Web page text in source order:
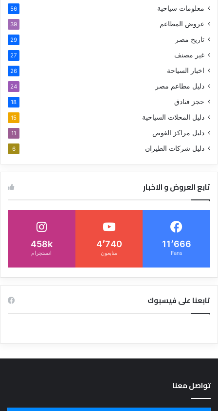
معلومات سياحية 56
عروض المطاعم 39
تاريخ مصر 29
غير مصنف 27
اخبار السياحة 26
دليل مطاعم مصر 24
حجز فنادق 18
دليل المحلات السياحية 15
دليل مراكز الغوص 11
دليل شركات الطيران 6
تابع العروض و الاخبار
11٬666
Fans
4٬740
متابعون
458k
انستجرام
تابعنا على فيسبوك
تواصل معنا